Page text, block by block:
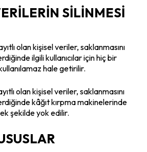
SİLİNMESİ
olan kişisel veriler, saklanmasını
ilgili kullanıcılar için hiç bir
hale getirilir.
olan kişisel veriler, saklanmasını
kâğıt kırpma makinelerinde
şekilde yok edilir.